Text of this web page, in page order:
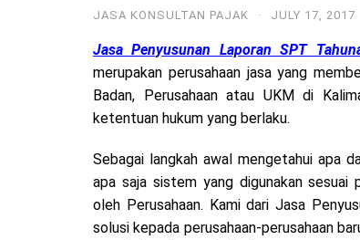
JASA KONSULTAN PAJAK · JULY 17, 2017
Jasa Penyusunan Laporan SPT
merupakan perusahaan jasa yang
Badan, Perusahaan atau UKM di
ketentuan hukum yang berlaku.
Sebagai langkah awal mengetahui apa
apa saja sistem yang digunakan sesuai
oleh Perusahaan. Kami dari Jasa
solusi kepada perusahaan-perusahaan